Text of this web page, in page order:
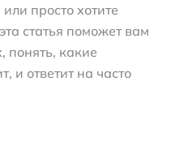
просто хотите
статья поможет вам
понять, какие
и ответит на часто